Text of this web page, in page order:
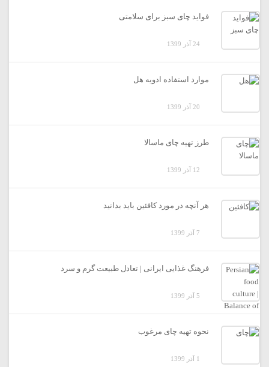
فواید چای سبز برای سلامتی
24 آذر 1399
موارد استفاده ادویه هل
20 آذر 1399
طرز تهیه چای ماسالا
12 آذر 1399
هر آنچه در مورد کافئین باید بدانید
7 آذر 1399
فرهنگ غذایی ایرانی | تعادل طبیعت گرم و سرد
5 آذر 1399
نحوه تهیه چای مرغوب
1 آذر 1399